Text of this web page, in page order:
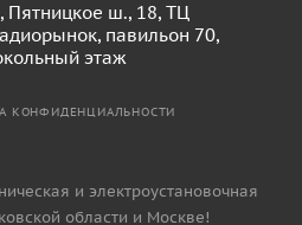
Пятницкое ш., 18, ТЦ
павильон 70,
этаж
КОНФИДЕНЦИАЛЬНОСТИ
и электроустановочная
области и Москве!